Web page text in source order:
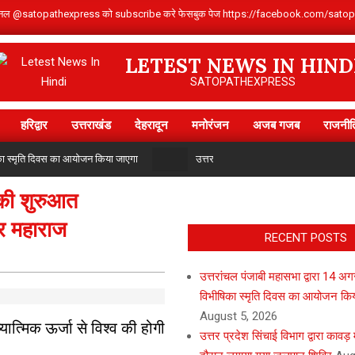
चैनल @satopathexpress को subscribe करे फेसबुक पेज https://facebook.com/
LETEST NEWS IN
SATOPATHEXPRESS
Primary
Navigation
Menu
हरिद्वार उत्तराखंड देहरादून मनोरंजन अजब गजब
स्मृति दिवस का आयोजन किया जाएगा उत्तर प्रदेश सिंचाई विभाग द्वारा कावड़ मेला
की शुरुआत
महाराज
ऊर्जा से विश्व की होगी
RECENT POSTS
उत्तरांचल पंजाबी महासभा द्वारा 14
विभीषिका स्मृति दिवस का आयोजन
August 5, 2026
उत्तर प्रदेश सिंचाई विभाग द्वारा